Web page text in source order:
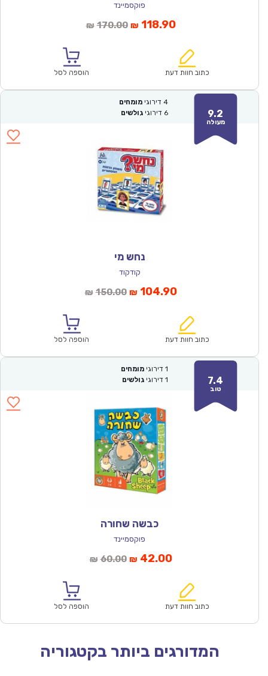
פוקסמיינד
₪ 170.00המחיר
₪170.00.
₪ 118.90המחיר
הוא:
כתוב חוות דעת הוספה לסל
9.2
מעולה
4 דירוגי מומחים
6 דירוגי גולשים
נחש מי
קודקוד
₪ 150.00המחיר
₪150.00.
₪ 104.90המחיר
הוא:
כתוב חוות דעת הוספה לסל
7.4
טוב
1 דירוגי מומחים
1 דירוגי גולשים
כבשה שחורה
פוקסמיינד
₪ 60.00המחיר
₪60.00.
₪ 42.00המחיר
הוא:
כתוב חוות דעת הוספה לסל
המדורגים ביותר בקטגוריה